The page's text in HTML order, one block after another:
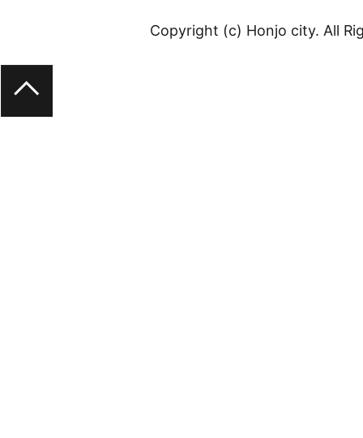
Copyright (c) Honjo city. All